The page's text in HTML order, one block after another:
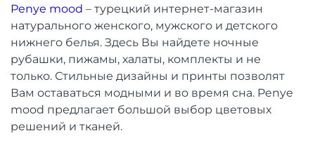
Penye mood – турецкий интернет-магазин
натурального женского, мужского и детского
нижнего белья. Здесь Вы найдете ночные
рубашки, пижамы, халаты, комплекты и не
только. Стильные дизайны и принты позволят
Вам оставаться модными и во время сна. Penye
mood предлагает большой выбор цветовых
решений и тканей.